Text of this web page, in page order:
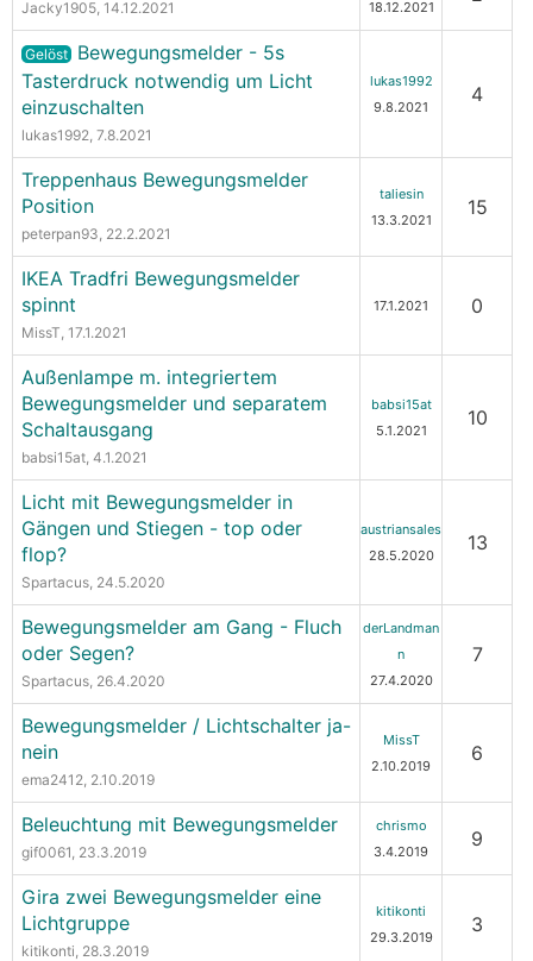
Jacky1905, 14.12.2021 18.12.2021
Gelöst Bewegungsmelder - 5s
Tasterdruck notwendig um Licht
einzuschalten
lukas1992, 7.8.2021
lukas1992
9.8.2021
4
Treppenhaus Bewegungsmelder
Position
peterpan93, 22.2.2021
taliesin
13.3.2021
15
IKEA Tradfri Bewegungsmelder
spinnt
MissT, 17.1.2021
17.1.2021 0
Außenlampe m. integriertem
Bewegungsmelder und separatem
Schaltausgang
babsi15at, 4.1.2021
babsi15at
5.1.2021
10
Licht mit Bewegungsmelder in
Gängen und Stiegen - top oder
flop?
Spartacus, 24.5.2020
austriansales
28.5.2020
13
Bewegungsmelder am Gang - Fluch
oder Segen?
Spartacus, 26.4.2020
derLandman
n
27.4.2020
7
Bewegungsmelder / Lichtschalter ja-
nein
ema2412, 2.10.2019
MissT
2.10.2019
6
Beleuchtung mit Bewegungsmelder
gif0061, 23.3.2019
chrismo
3.4.2019
9
Gira zwei Bewegungsmelder eine
Lichtgruppe
kitikonti, 28.3.2019
kitikonti
29.3.2019
3